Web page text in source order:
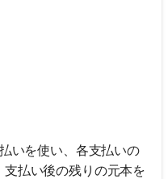
いを使い、各支払いの
払い後の残りの元本を